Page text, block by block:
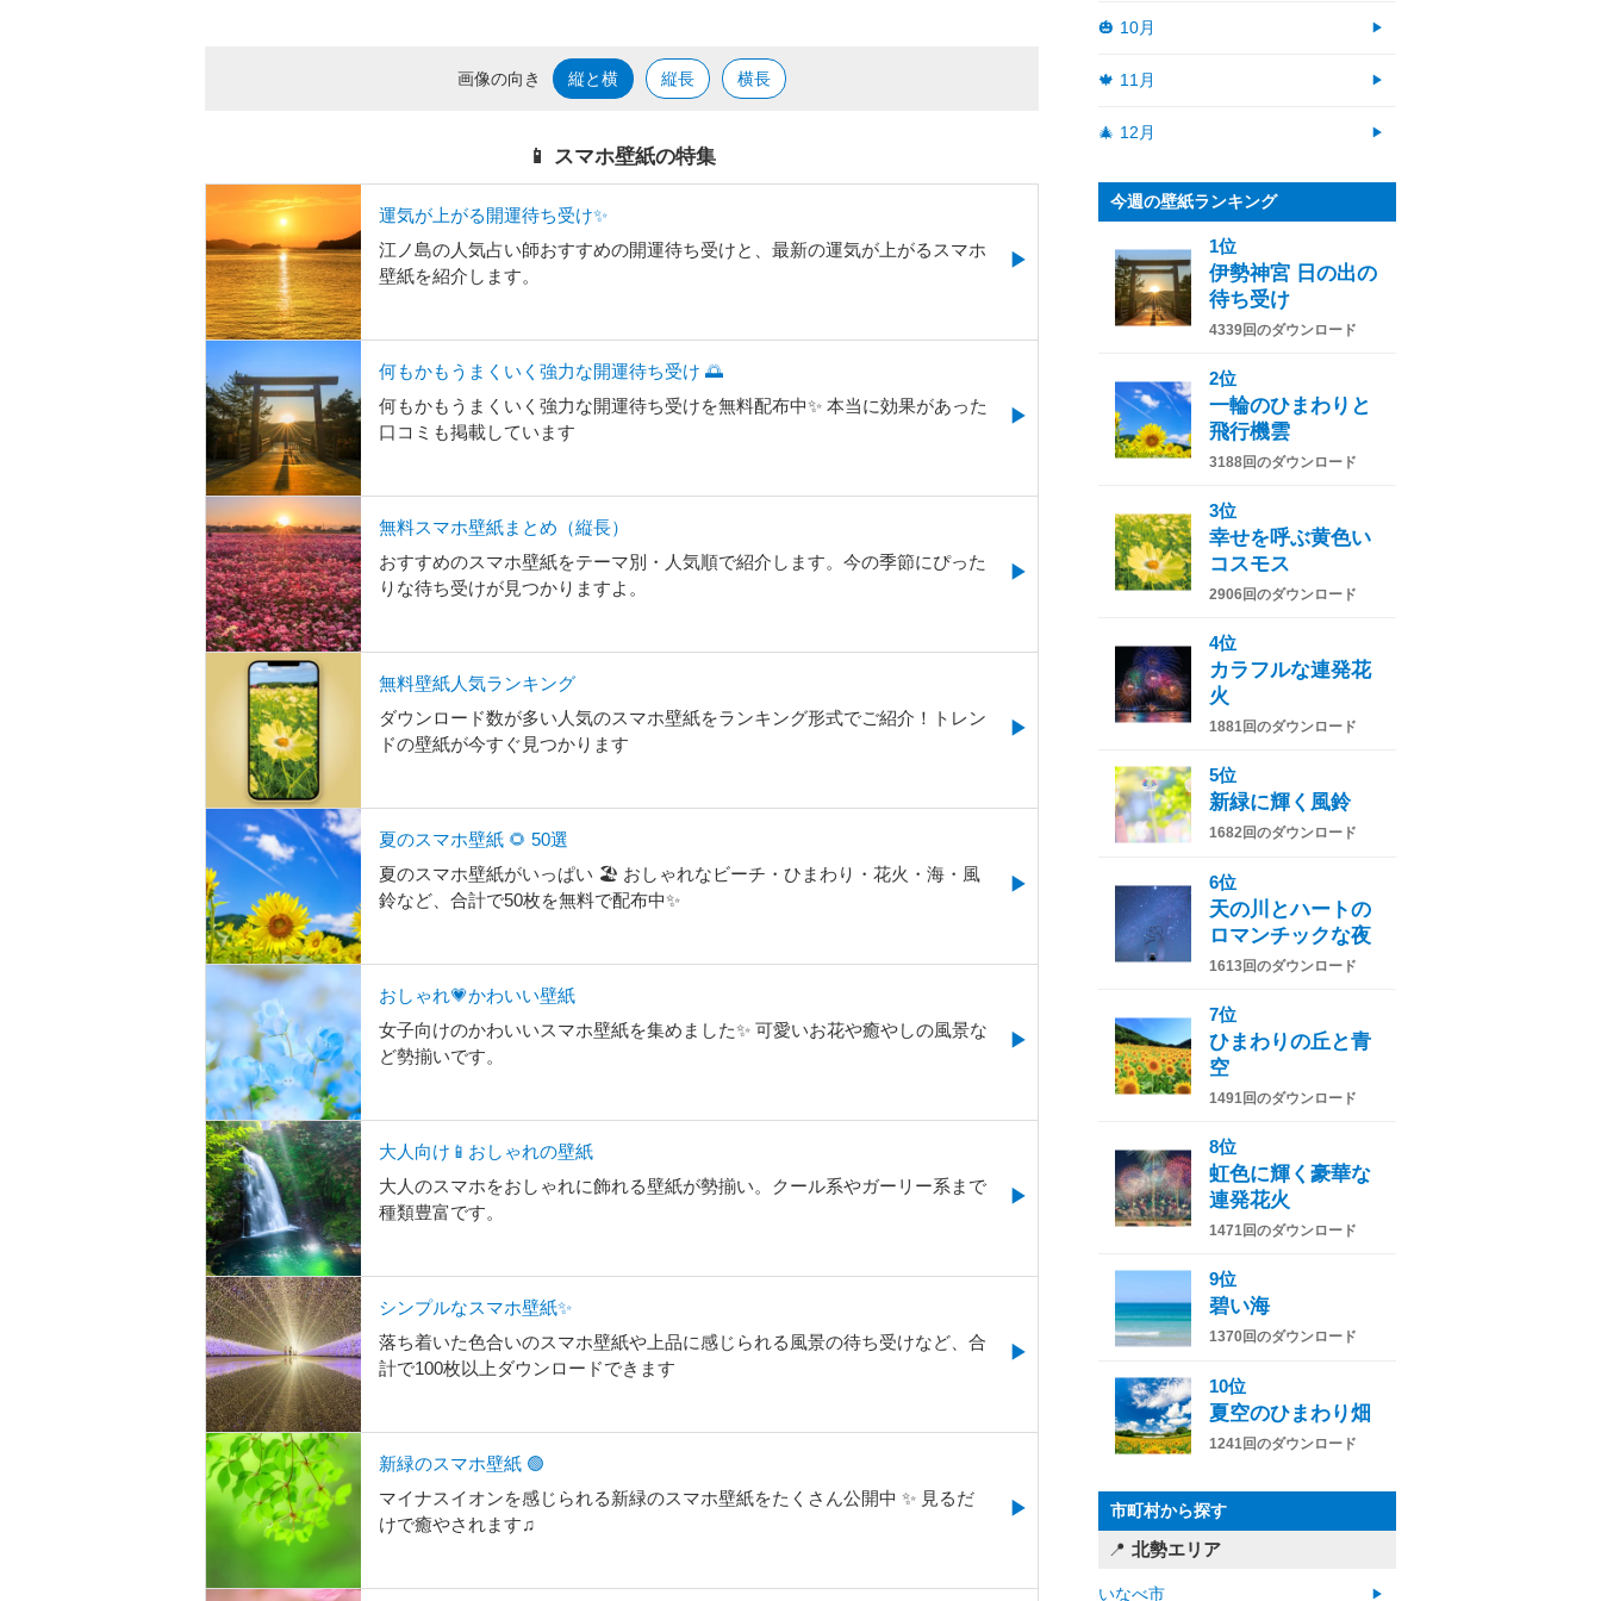
画像の向き 縦と横 縦長 横長
📱 スマホ壁紙の特集
運気が上がる開運待ち受け✨
江ノ島の人気占い師おすすめの開運待ち受けと、最新の運気が上がるスマホ
壁紙を紹介します。
何もかもうまくいく強力な開運待ち受け 🌅
何もかもうまくいく強力な開運待ち受けを無料配布中✨️ 本当に効果があった
口コミも掲載しています
無料スマホ壁紙まとめ（縦長）
おすすめのスマホ壁紙をテーマ別・人気順で紹介します。今の季節にぴった
りな待ち受けが見つかりますよ。
無料壁紙人気ランキング
ダウンロード数が多い人気のスマホ壁紙をランキング形式でご紹介！トレン
ドの壁紙が今すぐ見つかります
夏のスマホ壁紙 🌻 50選
夏のスマホ壁紙がいっぱい 🏖 おしゃれなビーチ・ひまわり・花火・海・風
鈴など、合計で50枚を無料で配布中✨
おしゃれ💗かわいい壁紙
女子向けのかわいいスマホ壁紙を集めました✨ 可愛いお花や癒やしの風景な
ど勢揃いです。
大人向け📱おしゃれの壁紙
大人のスマホをおしゃれに飾れる壁紙が勢揃い。クール系やガーリー系まで
種類豊富です。
シンプルなスマホ壁紙✨
落ち着いた色合いのスマホ壁紙や上品に感じられる風景の待ち受けなど、合
計で100枚以上ダウンロードできます
新緑のスマホ壁紙 🟢
マイナスイオンを感じられる新緑のスマホ壁紙をたくさん公開中 ✨ 見るだ
けで癒やされます♫
🎃 10月
🍁 11月
🎄 12月
今週の壁紙ランキング
1位
伊勢神宮 日の出の
待ち受け
4339回のダウンロード
2位
一輪のひまわりと
飛行機雲
3188回のダウンロード
3位
幸せを呼ぶ黄色い
コスモス
2906回のダウンロード
4位
カラフルな連発花
火
1881回のダウンロード
5位
新緑に輝く風鈴
1682回のダウンロード
6位
天の川とハートの
ロマンチックな夜
1613回のダウンロード
7位
ひまわりの丘と青
空
1491回のダウンロード
8位
虹色に輝く豪華な
連発花火
1471回のダウンロード
9位
碧い海
1370回のダウンロード
10位
夏空のひまわり畑
1241回のダウンロード
市町村から探す
北勢エリア
いなべ市